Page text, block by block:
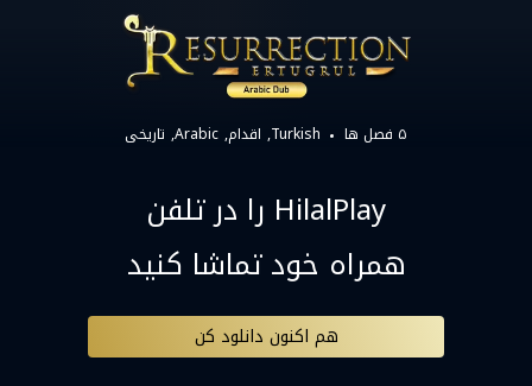
۵ فصل ها Turkish اقدام Arabic تاریخی
HilalPlay را در تلفن
همراه خود تماشا کنید
هم اکنون دانلود کن